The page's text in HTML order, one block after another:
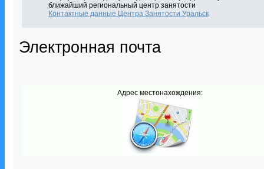
ближайший региональный центр занятости
Контактные данные Центра Занятости Уральск
Электронная почта
Адрес местонахождения: